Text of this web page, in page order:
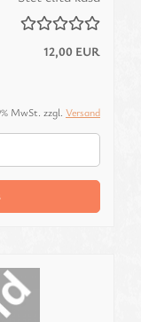
12,00 EUR
MwSt. zzgl. Versand